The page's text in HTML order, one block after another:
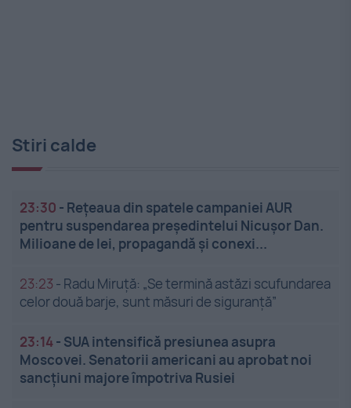
Stiri calde
23:30 - Rețeaua din spatele campaniei AUR
pentru suspendarea președintelui Nicușor Dan.
Milioane de lei, propagandă și conexi...
23:23 - Radu Miruță: „Se termină astăzi scufundarea
celor două barje, sunt măsuri de siguranţă”
23:14- SUA intensifică presiunea asupra
Moscovei. Senatorii americani au aprobat noi
sancțiuni majore împotriva Rusiei